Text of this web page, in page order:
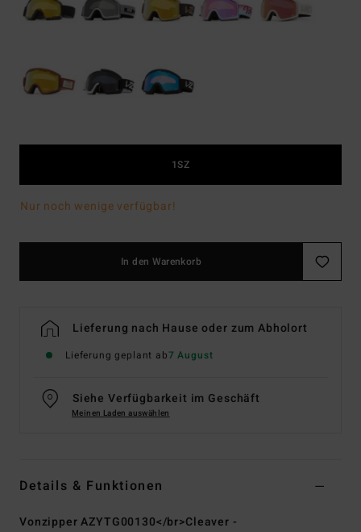
1SZ
Nur noch wenige verfügbar!
In den Warenkorb
Lieferung nach Hause oder zum Abholort
Lieferung geplant ab7 August
Siehe Verfügbarkeit im Geschäft
Meinen Laden auswählen
Details & Funktionen
Vonzipper AZYTG00130</br>Cleaver -